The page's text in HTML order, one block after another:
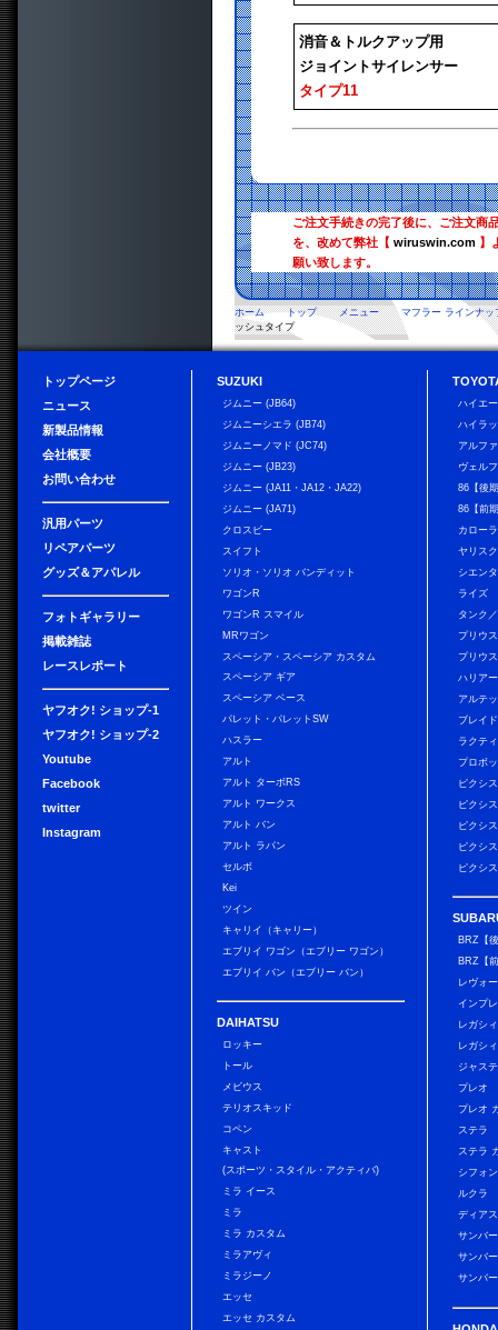
消音＆トルクアップ用
ジョイントサイレンサー
タイプ11
ご注文手続きの完了後に、ご注文商
を、改めて弊社【wiruswin.com 】
願い致します。
ホーム トップ メニュー
マフラー ラインナッ
ッシュタイプ
トップページ
ニュース
新製品情報
会社概要
お問い合わせ
汎用パーツ
リペアパーツ
グッズ＆アパレル
フォトギャラリー
掲載雑誌
レースレポート
ヤフオク! ショップ-1
ヤフオク! ショップ-2
Youtube
Facebook
twitter
Instagram
SUZUKI
ジムニー (JB64)
ジムニーシエラ (JB74)
ジムニーノマド (JC74)
ジムニー (JB23)
ジムニー (JA11・JA12・JA22)
ジムニー (JA71)
クロスビー
スイフト
ソリオ・ソリオ バンディット
ワゴンR
ワゴンR スマイル
MRワゴン
スペーシア・スペーシア カスタム
スペーシア ギア
スペーシア ベース
パレット・パレットSW
ハスラー
アルト
アルト ターボRS
アルト ワークス
アルト バン
アルト ラパン
セルボ
Kei
ツイン
キャリイ（キャリー）
エブリイ ワゴン（エブリー ワゴン）
エブリイ バン（エブリー バン）
DAIHATSU
ロッキー
トール
メビウス
テリオスキッド
コペン
キャスト
(スポーツ・スタイル・アクティバ)
ミラ イース
ミラ
ミラ カスタム
ミラアヴィ
ミラジーノ
エッセ
エッセ カスタム
ハイエ
ハイラ
アルフ
ヴェル
86【後
86【前
カロー
ヤリス
シエンタ
ライズ
タンク
プリウス
プリウ
ハリアー
アルテ
ブレイド
ラクテ
プロボ
ピクシ
ピクシ
ピクシ
ピクシ
ピクシ
BRZ【
BRZ【
レヴォ
インプ
レガシ
レガシ
ジャス
プレオ
プレオ
ステラ
ステラ
シフォ
ルクラ
ディア
サンバ
サンバ
サンバ